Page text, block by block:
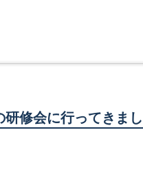
研修会に行ってきま